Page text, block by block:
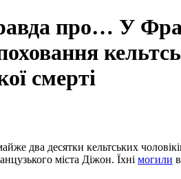
про… У
смерті
міста Діжон. Їхні могили